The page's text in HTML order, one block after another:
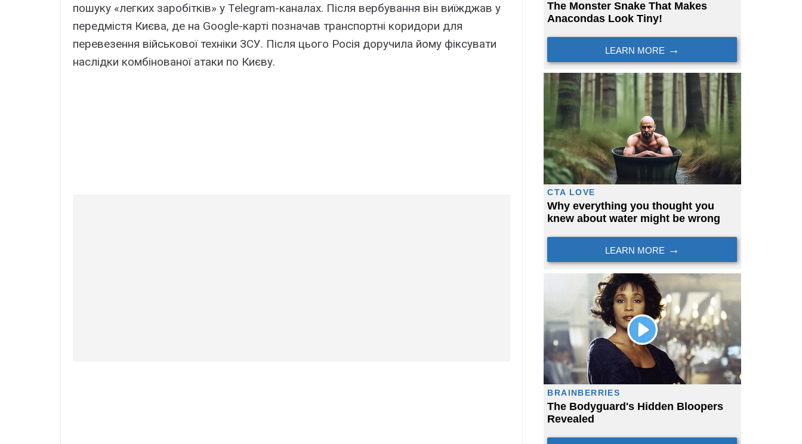
пошуку «легких заробітків» у Telegram-каналах. Після вербування він виїжджав у
передмістя Києва, де на Google-карті позначав транспортні коридори для
перевезення військової техніки ЗСУ. Після цього Росія доручила йому фіксувати
наслідки комбінованої атаки по Києву.